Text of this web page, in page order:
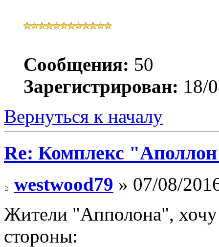
Сообщения: 50
Зарегистрирован: 18/
Вернуться к началу
Re: Комплекс
westwood79 » 07/08/
Жители "Апполона", хочу
стороны: